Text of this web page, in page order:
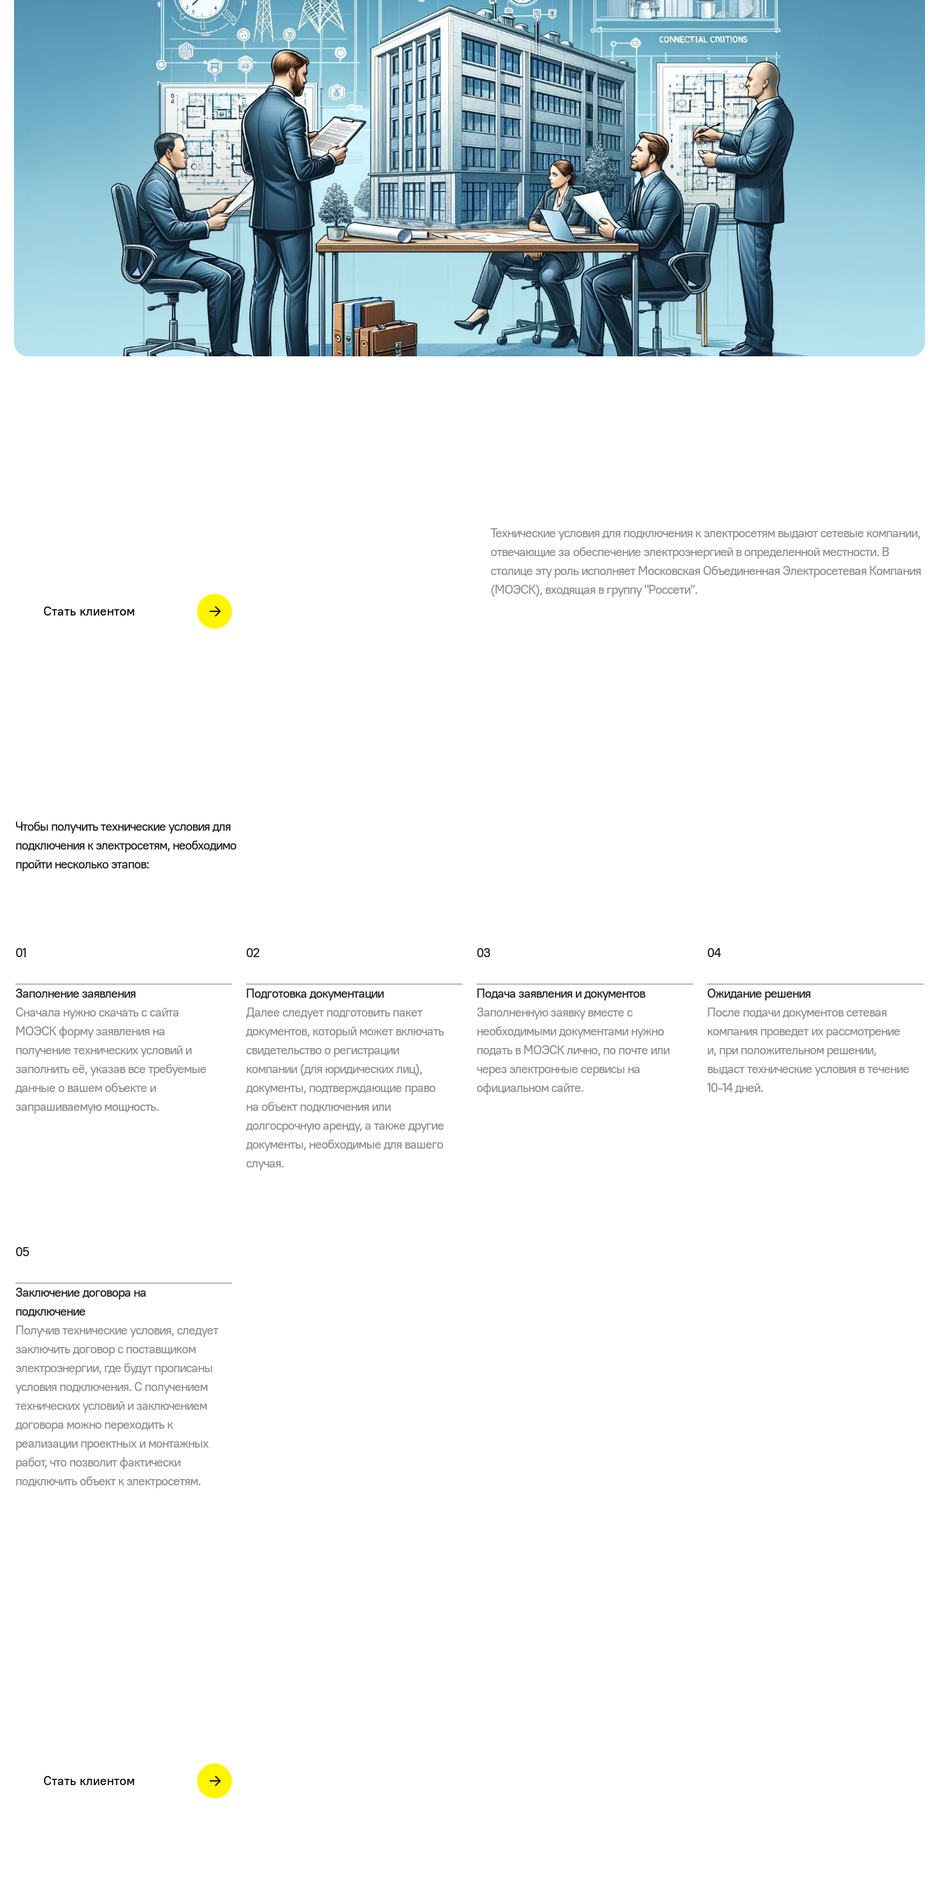
Стать клиентом
Технические условия для подключения к электросетям выдают сетевые компании,
отвечающие за обеспечение электроэнергией в определенной местности. В
столице эту роль исполняет Московская Объединенная Электросетевая Компания
(МОЭСК), входящая в группу "Россети".
Чтобы получить технические условия для
подключения к электросетям, необходимо
пройти несколько этапов:
01
Заполнение заявления
Сначала нужно скачать с сайта
МОЭСК форму заявления на
получение технических условий и
заполнить её, указав все требуемые
данные о вашем объекте и
запрашиваемую мощность.
02
Подготовка документации
Далее следует подготовить пакет
документов, который может включать
свидетельство о регистрации
компании (для юридических лиц),
документы, подтверждающие право
на объект подключения или
долгосрочную аренду, а также другие
документы, необходимые для вашего
случая.
03
Подача заявления и документов
Заполненную заявку вместе с
необходимыми документами нужно
подать в МОЭСК лично, по почте или
через электронные сервисы на
официальном сайте.
04
Ожидание решения
После подачи документов сетевая
компания проведет их рассмотрение
и, при положительном решении,
выдаст технические условия в течение
10-14 дней.
05
Заключение договора на
подключение
Получив технические условия, следует
заключить договор с поставщиком
электроэнергии, где будут прописаны
условия подключения. С получением
технических условий и заключением
договора можно переходить к
реализации проектных и монтажных
работ, что позволит фактически
подключить объект к электросетям.
Стать клиентом